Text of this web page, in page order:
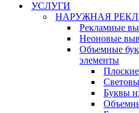
УСЛУГИ
НАРУЖНАЯ
Рекламные
Неоновые
Объемные
элементы
Буквы